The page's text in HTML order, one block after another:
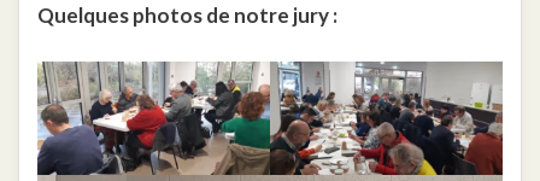
Quelques photos de notre jury :